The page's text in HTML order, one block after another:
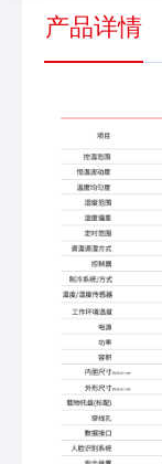
冷系统，能耗降
●人脸识别系
性，提高使用
操作
产品详情